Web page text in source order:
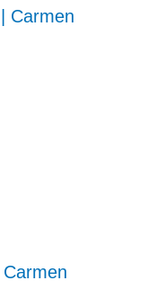
Carmen